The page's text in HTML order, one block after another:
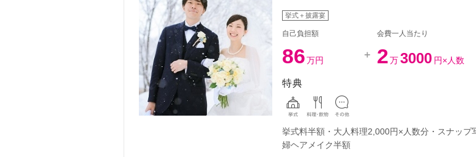
挙式期間 2027年4月～8月のご婚礼
備考 ■40名のお見積金額です（会費＠23,000）
挙式＋披露宴
自己負担額
86万円
会費一人当たり
2万3000 円×人数
特典
挙式料半額・大人料理2,000円×人数分・スナップ
婦ヘアメイク半額